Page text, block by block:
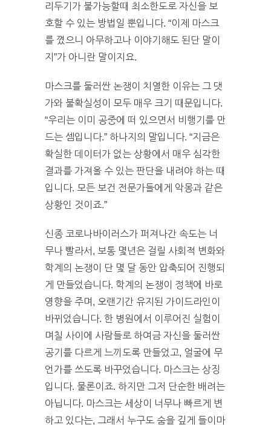
리두기가 불가능할때 최소한도로 자신을 보
호할 수 있는 방법일 뿐입니다. “이제 마스크
를 꼈으니 아무하고나 이야기해도 된단 말이
지”가 아니란 말이지요.
마스크를 둘러싼 논쟁이 치열한 이유는 그 댓
가와 불확실성이 모두 매우 크기 때문입니다.
“우리는 이미 공중에 떠 있으면서 비행기를 만
드는 셈입니다.” 하나지의 말입니다. “지금은
확실한 데이터가 없는 상황에서 매우 심각한
결과를 가져올 수 있는 판단을 내려야 하는 때
입니다. 모든 보건 전문가들에게 악몽과 같은
상황인 것이죠.”
신종 코로나바이러스가 퍼져나간 속도는 너
무나 빨라서, 보통 몇년은 걸릴 사회적 변화와
학계의 논쟁이 단 몇 달 동안 압축되어 진행되
게 만들었습니다. 학계의 논쟁이 정책에 바로
영향을 주며, 오랜기간 유지된 가이드라인이
바뀌었습니다. 한 병원에서 이루어진 실험이
며칠 사이에 사람들로 하여금 자신을 둘러싼
공기를 다르게 느끼도록 만들었고, 얼굴에 무
언가를 쓰도록 바꾸었습니다. 마스크는 상징
입니다. 물론이죠. 하지만 그저 단순한 배려는
아닙니다. 마스크는 세상이 너무나 빠르게 변
하고 있다는, 그래서 누구도 숨을 깊게 들이마